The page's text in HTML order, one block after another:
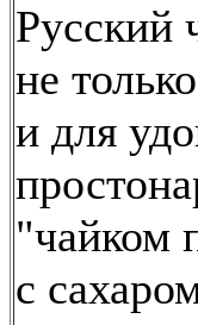
Русский
не
и для
"чайком
с